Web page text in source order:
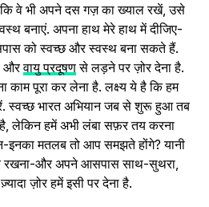
कि वे भी अपने दस गज़ का ख्याल रखें, उसे
बनाएं. अपना हाथ मेरे हाथ में दीजिए-
को स्वच्छ और स्वस्थ बना सकते हैं.
औरवायु प्रदूषणसे लड़ने पर ज़ोर देना है.
पूरा कर लेना है. लक्ष्य ये है कि हम
स्वच्छ भारत अभियान जब से शुरू हुआ तब
लेकिन हमें अभी लंबा सफ़र तय करना
इनका मतलब तो आप समझते होंगे? यानी
रखना-और अपने आसपास साथ-सुथरा,
ज़ोर हमें इसी पर देना है.